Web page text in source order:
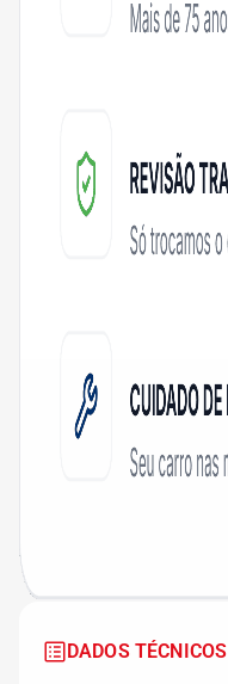
DADOS TÉCNICOS